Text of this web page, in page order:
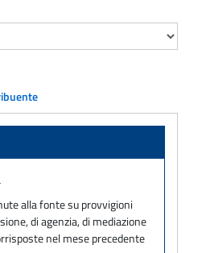
alla fonte su provvigioni
di agenzia, di mediazione
nel mese precedente